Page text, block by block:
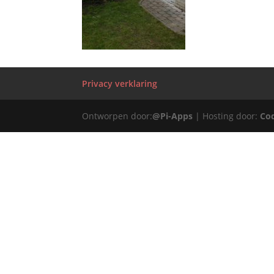
Privacy verklaring
Ontworpen door:@Pi-Apps | Hosting door: